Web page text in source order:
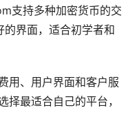
支持多种加密货币的交
界面，适合初学者和
用、用户界面和客户服
最适合自己的平台，